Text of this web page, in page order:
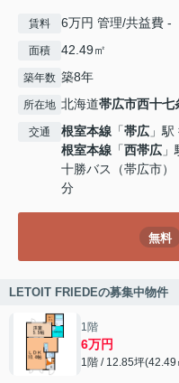
賃料 6万円 管理/共益費 -
面積 42.49㎡
築年数 築8年
所在地 北海道帯広市西十七
交通 根室本線 「帯広 」
根室本線 「西帯広
十勝バス（帯広市
分
無料
LETOIT FRIEDEの募集中物件
1階
6万円
1階 / 12.85坪(42.49